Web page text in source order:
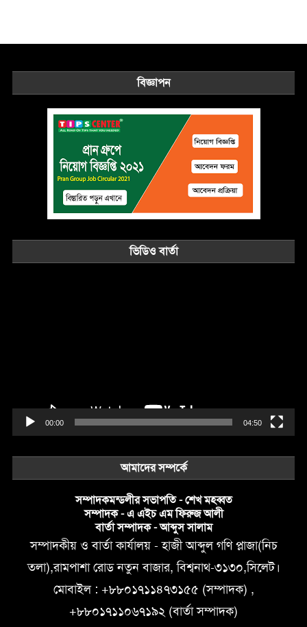
বিজ্ঞাপন
ভিডিও বার্তা
00:00 04:50
আমাদের সম্পর্কে
সম্পাদকমন্ডলীর সভাপতি - শেখ মহব্বত
সম্পাদক - এ এইচ এম ফিরুজ আলী
বার্তা সম্পাদক - আব্দুস সালাম
সম্পাদকীয় ও বার্তা কার্যালয় - হাজী আব্দুল গণি প্লাজা(নিচ
তলা),রামপাশা রোড নতুন বাজার, বিশ্বনাথ-৩১৩০,সিলেট।
মোবাইল : +৮৮০১৭১১৪৭৩১৫৫ (সম্পাদক) ,
+৮৮০১৭১১০৬৭১৯২ (বার্তা সম্পাদক)